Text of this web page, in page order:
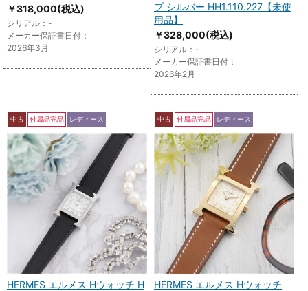
￥318,000(税込)
シリアル：-
メーカー保証書日付：
2026年3月
プ シルバー HH1.110.227【未使
用品】
￥328,000(税込)
シリアル：-
メーカー保証書日付：
2026年2月
中古 付属品完品 レディース
HERMES エルメス Hウォッチ H
中古 付属品完品 レディース
HERMES エルメス Hウォッチ